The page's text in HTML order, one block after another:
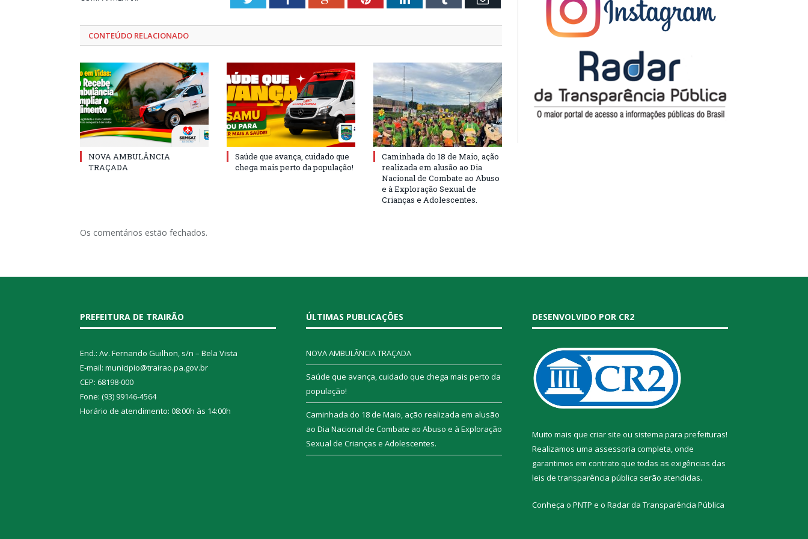
CONTEÚDO RELACIONADO
NOVA AMBULÂNCIA
TRAÇADA
Saúde que avança, cuidado que
chega mais perto da população!
Caminhada do 18 de Maio, ação
realizada em alusão ao Dia
Nacional de Combate ao Abuso
e à Exploração Sexual de
Crianças e Adolescentes.
Os comentários estão fechados.
PREFEITURA DE TRAIRÃO
End.: Av. Fernando Guilhon, s/n – Bela Vista
E-mail: municipio@trairao.pa.gov.br
CEP: 68198-000
Fone: (93) 99146-4564
Horário de atendimento: 08:00h às 14:00h
ÚLTIMAS PUBLICAÇÕES
NOVA AMBULÂNCIA TRAÇADA
Saúde que avança, cuidado que chega mais perto da
população!
Caminhada do 18 de Maio, ação realizada em alusão
ao Dia Nacional de Combate ao Abuso e à Exploração
Sexual de Crianças e Adolescentes.
DESENVOLVIDO POR CR2
Muito mais que criar site ou sistema para prefeituras!
Realizamos uma assessoria completa, onde
garantimos em contrato que todas as exigências das
leis de transparência pública serão atendidas.
Conheça o PNTP e o Radar da Transparência Pública